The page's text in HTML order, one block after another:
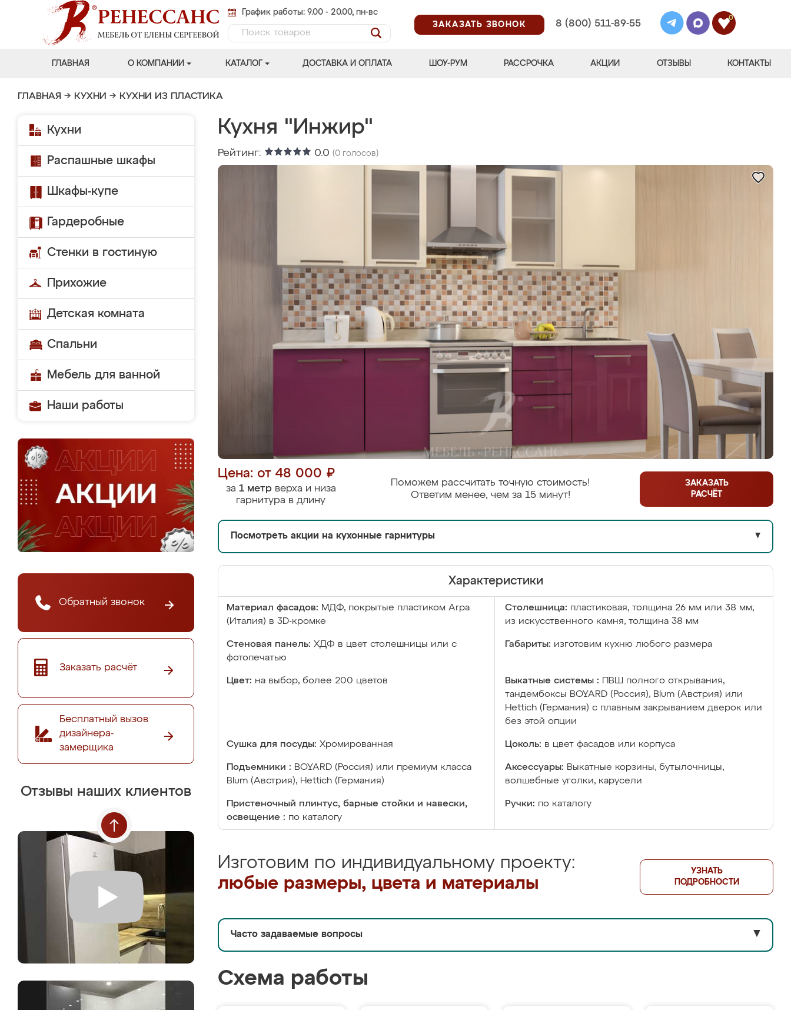
График работы: 9.00 - 20.00, пн-вс
ЗАКАЗАТЬ ЗВОНОК
8 (800) 511-89-55
0
ГЛАВНАЯ О КОМПАНИИ КАТАЛОГ ДОСТАВКА И ОПЛАТА ШОУ-РУМ РАССРОЧКА АКЦИИ ОТЗЫВЫ КОНТАКТЫ
ГЛАВНАЯ → КУХНИ → КУХНИ ИЗ ПЛАСТИКА
Кухни
Распашные шкафы
Шкафы-купе
Гардеробные
Стенки в гостиную
Прихожие
Детская комната
Спальни
Мебель для ванной
Наши работы
Обратный звонок
Заказать расчёт
Бесплатный вызов
дизайнера-
замерщика
Отзывы наших клиентов
Кухня "Инжир"
Рейтинг: 0.0 (0 голосов)
Цена: от 48 000 ₽
за 1 метрверха и низа
гарнитура в длину
Поможем рассчитать точную стоимость!
Ответим менее, чем за 15 минут!
ЗАКАЗАТЬ
РАСЧЁТ
Посмотреть акции на кухонные гарнитуры ▼
Характеристики
Материал фасадов: МДФ, покрытые пластиком Arpa
(Италия) в 3D-кромке
Столешница: пластиковая, толщина 26 мм или 38 мм;
из искусственного камня, толщина 38 мм
Стеновая панель: ХДФ в цвет столешницы или с
фотопечатью
Габариты: изготовим кухню любого размера
Цвет: на выбор, более 200 цветов Выкатные системы :
ПВШ полного открывания,
тандембоксы BOYARD (Россия), Blum (Австрия) или
Hettich (Германия) с плавным закрыванием дверок или
без этой опции
Сушка для посуды: Хромированная Цоколь: в цвет фасадов или корпуса
Подъемники : BOYARD (Россия) или премиум класса
Blum (Австрия), Hettich (Германия)
Аксессуары: Выкатные корзины, бутылочницы,
волшебные уголки, карусели
Пристеночный плинтус, барные стойки и навески,
освещение : по каталогу
Ручки: по каталогу
Изготовим по индивидуальному проекту:
любые размеры, цвета и материалы
УЗНАТЬ
ПОДРОБНОСТИ
Часто задаваемые вопросы ▼
Схема работы